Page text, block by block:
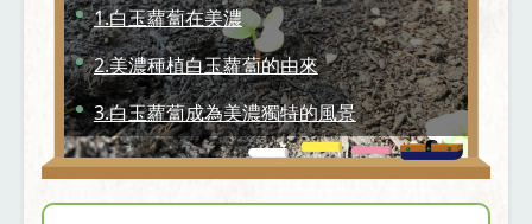
1.白玉蘿蔔在美濃
2.美濃種植白玉蘿蔔的由來
3.白玉蘿蔔成為美濃獨特的風景
4.農民照顧白玉蘿蔔的故事
5.採收蘿蔔囉！